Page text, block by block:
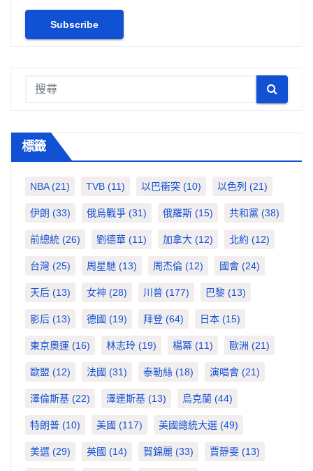
標籤
NBA(21) TVB (11) 以巴衝突 (10) 以色列 (21)
伊朗 (33) 俄烏戰爭 (31) 俄羅斯 (15) 共和黨 (38)
前總統 (26) 劉德華 (11) 加拿大 (12) 北約 (12)
台灣 (25) 周星馳 (13) 周杰倫 (12) 國會 (24)
天后 (13) 女神 (28) 川普 (177) 巴黎 (13)
影后 (13) 德國 (19) 拜登 (64) 日本 (15)
東京奧運 (16) 林志玲 (19) 楊冪 (11) 歐洲 (21)
歐盟 (12) 法國 (31) 泰勒絲 (18) 演唱會 (21)
澤倫斯基 (22) 澤連斯基 (13) 烏克蘭 (44)
特朗普 (10) 美國 (117) 美國總統大選 (49)
美選 (29) 英國 (14) 賀錦麗 (33) 賈靜雯 (13)